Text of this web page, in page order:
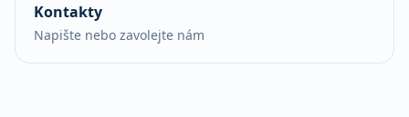
Kontakty
Napište nebo zavolejte nám